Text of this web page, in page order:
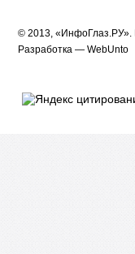
© 2013, «ИнфоГлаз.РУ».
Разработка —WebUnto